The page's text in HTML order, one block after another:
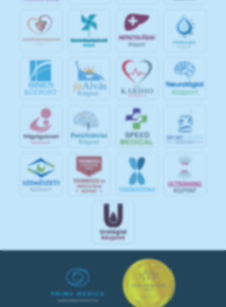
IMMUN
KÖZPONT
jó Alvás
Központ
SPOR